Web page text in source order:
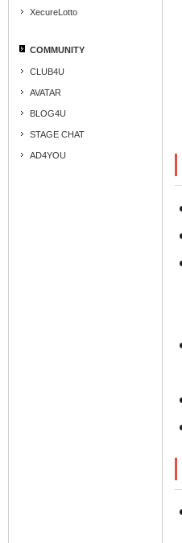
XecureLotto
COMMUNITY
CLUB4U
AVATAR
BLOG4U
STAGE CHAT
AD4YOU